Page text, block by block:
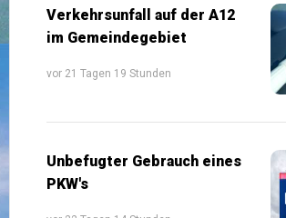
Verkehrsunfall auf der A12
im Gemeindegebiet
vor 21 Tagen 19 Stunden
Unbefugter Gebrauch eines
PKW's